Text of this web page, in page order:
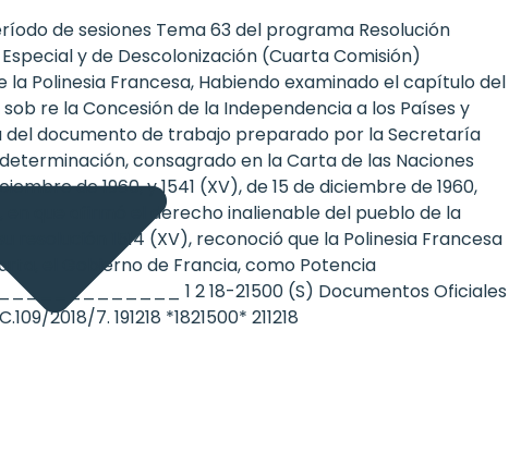
de sesiones Tema 63 del programa Resolución
y de Descolonización (Cuarta Comisión)
Polinesia Francesa, Habiendo examinado el capítulo del
re la Concesión de la Independencia a los Países y
del documento de trabajo preparado por la Secretaría
consagrado en la Carta de las Naciones
de 1960, y 1541 (XV), de 15 de diciembre de 1960,
en que afirmó el derecho inalienable del pueblo de la
1514 (XV), reconoció que la Polinesia Francesa
el Gobierno de Francia, como Potencia
1 2 18-21500 (S) Documentos Oficiales
2018/7. 191218 *1821500* 211218